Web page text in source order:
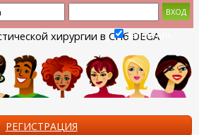
Запомнить?
РЕГИСТРАЦИЯ